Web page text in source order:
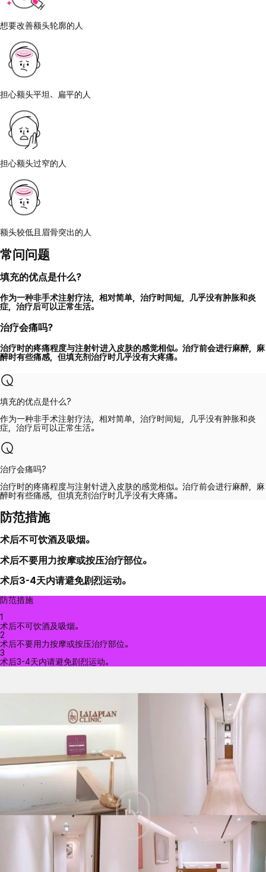
想要改善额头轮廓的人
担心额头平坦、扁平的人
担心额头过窄的人
额头较低且眉骨突出的人
常问问题
填充的优点是什么?
作为一种非手术注射疗法，相对简单，治疗时间短，几乎没有肿胀和炎
症，治疗后可以正常生活。
治疗会痛吗?
治疗时的疼痛程度与注射针进入皮肤的感觉相似。治疗前会进行麻醉，麻
醉时有些痛感，但填充剂治疗时几乎没有大疼痛。
填充的优点是什么?
作为一种非手术注射疗法，相对简单，治疗时间短，几乎没有肿胀和炎
症，治疗后可以正常生活。
治疗会痛吗?
治疗时的疼痛程度与注射针进入皮肤的感觉相似。治疗前会进行麻醉，麻
醉时有些痛感，但填充剂治疗时几乎没有大疼痛。
防范措施
术后不可饮酒及吸烟。
术后不要用力按摩或按压治疗部位。
术后3-4天内请避免剧烈运动。
防范措施
1
术后不可饮酒及吸烟。
2
术后不要用力按摩或按压治疗部位。
3
术后3-4天内请避免剧烈运动。